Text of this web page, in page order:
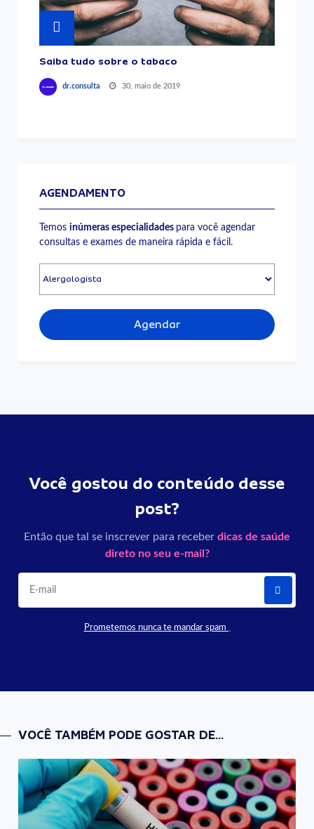
Saiba tudo sobre o tabaco
dr.consulta 30, maio de 2019
AGENDAMENTO
Temosinúmeras especialidades para você agendar
consultas e exames de maneira rápida e fácil.
Agendar
Você gostou do conteúdo desse
post?
Então que tal se inscrever para receber dicas de saúde
direto no seu e-mail?
Prometemos nunca te mandar spam
VOCÊ TAMBÉM PODE GOSTAR DE...